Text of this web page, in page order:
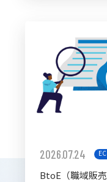
2026.07.24
BtoE（職域販